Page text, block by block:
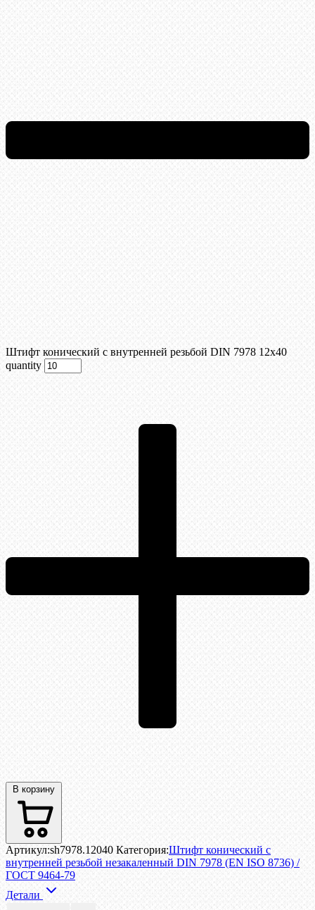
Штифт конический с внутренней резьбой DIN 7978 12х40
quantity
В корзину
Артикул:sh7978.12040 Категория:Штифт конический с
внутренней резьбой незакаленный DIN 7978 (EN ISO 8736) /
ГОСТ 9464-79
Детали